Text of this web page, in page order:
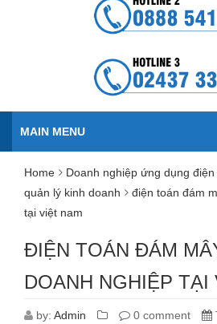
MAIN MENU
Home
Doanh nghiệp ứng dụng
quản lý kinh doanh
điện toán đám
tại việt nam
ĐIỆN TOÁN ĐÁM
DOANH NGHIỆP TẠI
by: Admin 0 comment